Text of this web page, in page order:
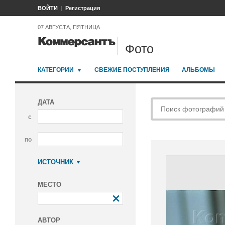
ВОЙТИ Регистрация
07 АВГУСТА, ПЯТНИЦА
Фото
КАТЕГОРИИ СВЕЖИЕ ПОСТУПЛЕНИЯ АЛЬБОМЫ
ДАТА
с
по
ИСТОЧНИК
МЕСТО
АВТОР